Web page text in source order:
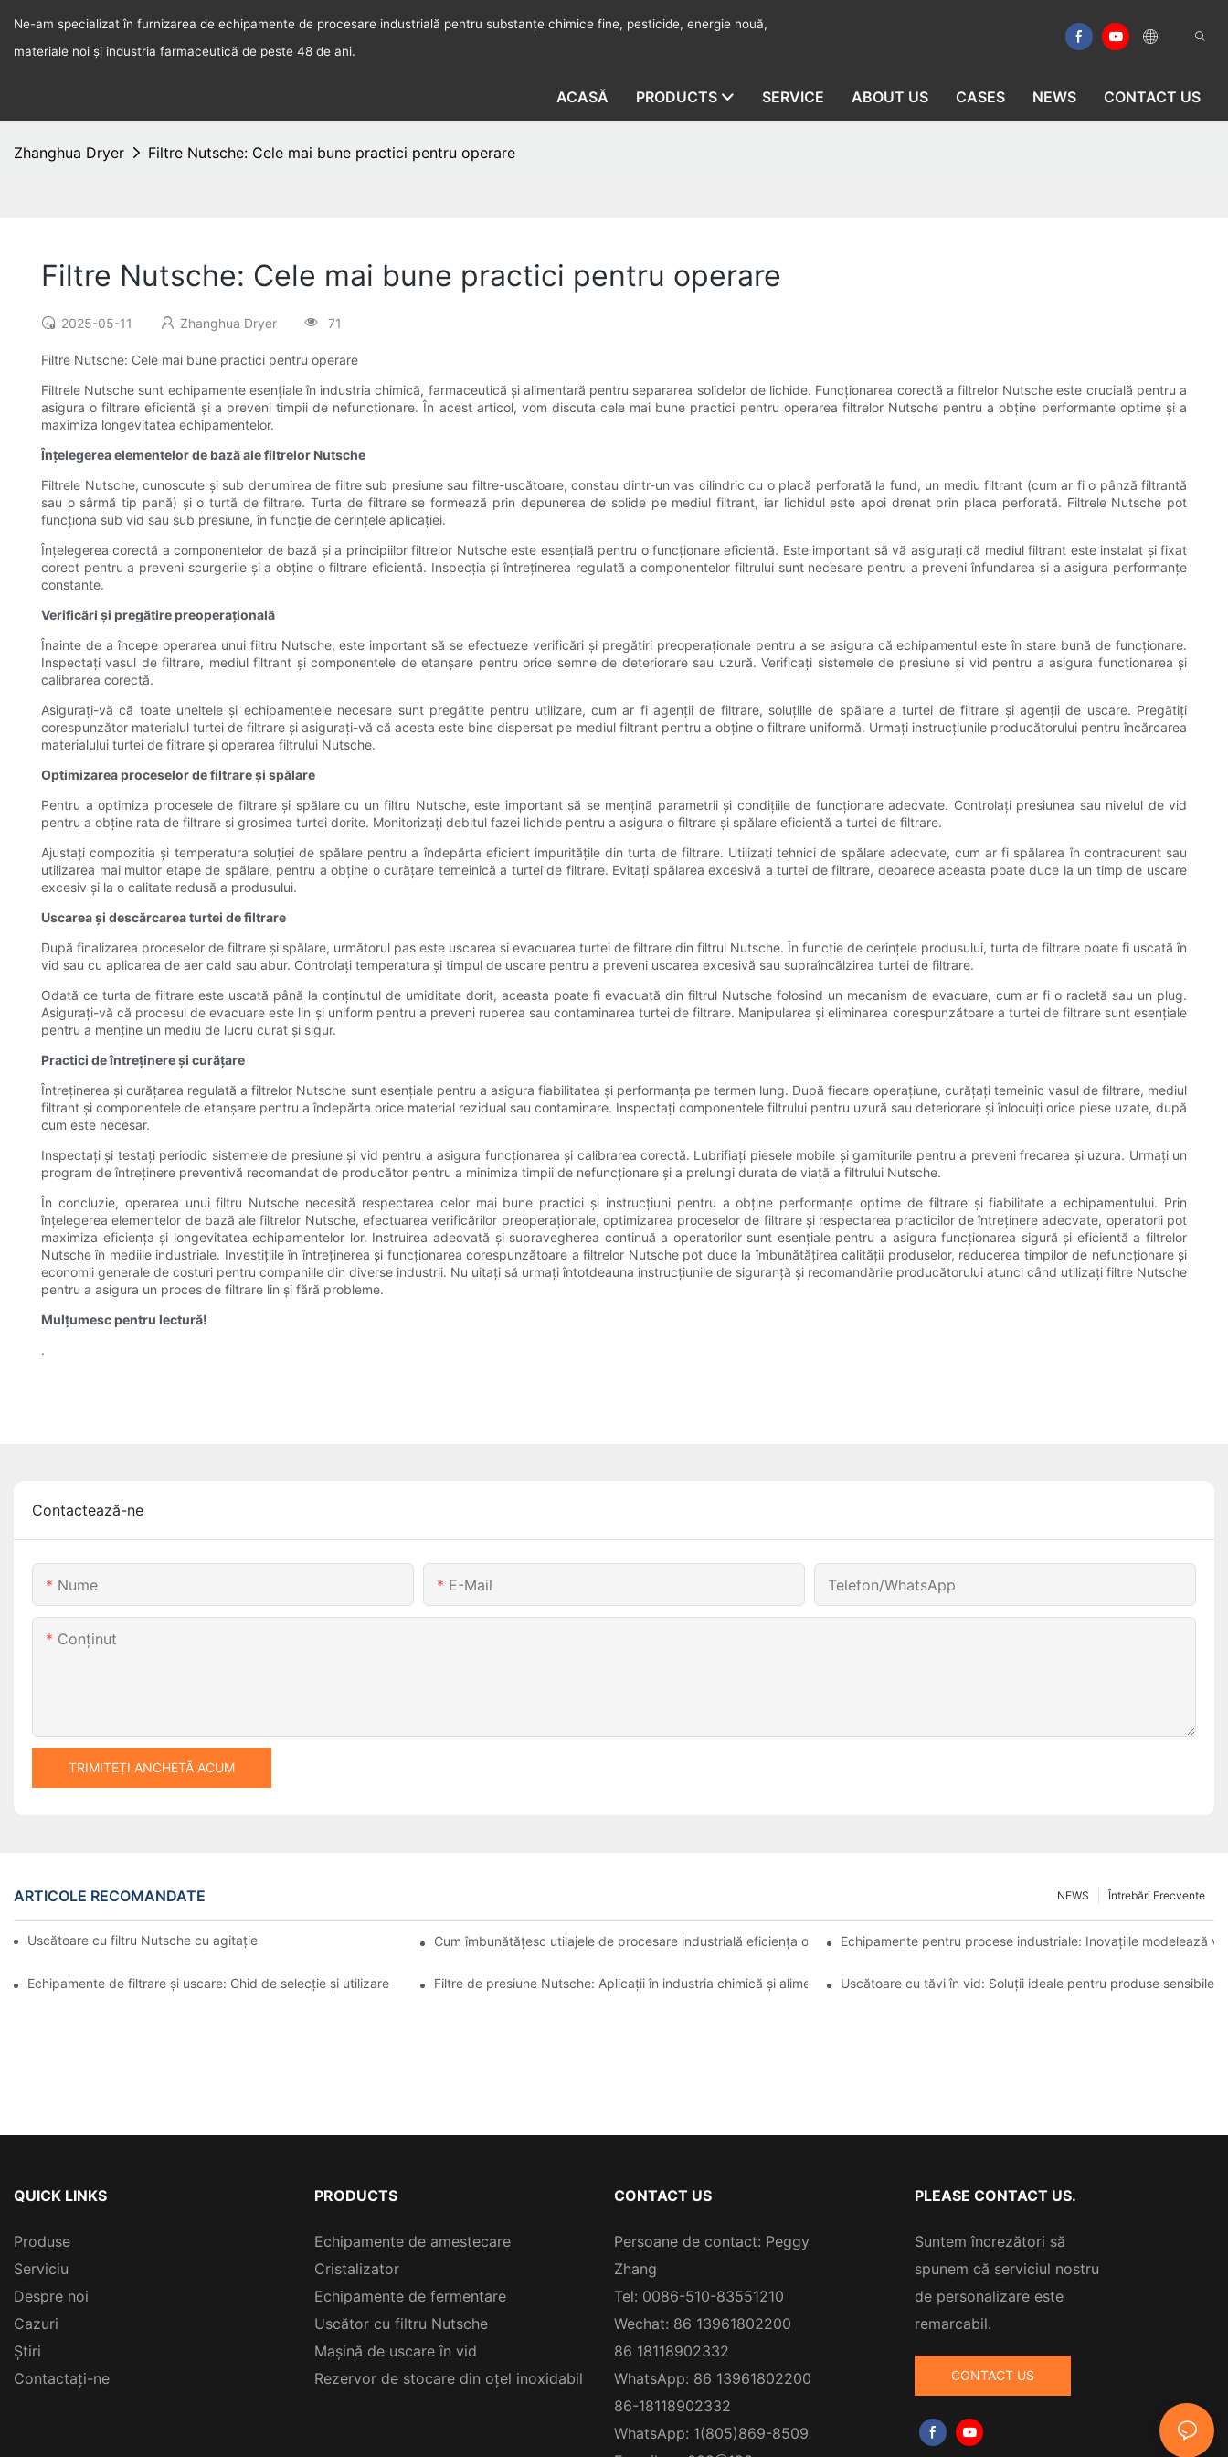
Ne-am specializat în furnizarea de echipamente de procesare industrială pentru substanțe chimice fine, pesticide, energie nouă,
materiale noi și industria farmaceutică de peste 48 de ani.
ACASĂ PRODUCTS SERVICE ABOUT US CASES NEWS CONTACT US
Zhanghua Dryer Filtre Nutsche: Cele mai bune practici pentru operare
Filtre Nutsche: Cele mai bune practici pentru operare
2025-05-11 Zhanghua Dryer 71
Filtre Nutsche: Cele mai bune practici pentru operare
Filtrele Nutsche sunt echipamente esențiale în industria chimică, farmaceutică și alimentară pentru separarea solidelor de lichide. Funcționarea corectă a filtrelor Nutsche este crucială pentru a
asigura o filtrare eficientă și a preveni timpii de nefuncționare. În acest articol, vom discuta cele mai bune practici pentru operarea filtrelor Nutsche pentru a obține performanțe optime și a
maximiza longevitatea echipamentelor.
Înțelegerea elementelor de bază ale filtrelor Nutsche
Filtrele Nutsche, cunoscute și sub denumirea de filtre sub presiune sau filtre-uscătoare, constau dintr-un vas cilindric cu o placă perforată la fund, un mediu filtrant (cum ar fi o pânză filtrantă
sau o sârmă tip pană) și o turtă de filtrare. Turta de filtrare se formează prin depunerea de solide pe mediul filtrant, iar lichidul este apoi drenat prin placa perforată. Filtrele Nutsche pot
funcționa sub vid sau sub presiune, în funcție de cerințele aplicației.
Înțelegerea corectă a componentelor de bază și a principiilor filtrelor Nutsche este esențială pentru o funcționare eficientă. Este important să vă asigurați că mediul filtrant este instalat și fixat
corect pentru a preveni scurgerile și a obține o filtrare eficientă. Inspecția și întreținerea regulată a componentelor filtrului sunt necesare pentru a preveni înfundarea și a asigura performanțe
constante.
Verificări și pregătire preoperațională
Înainte de a începe operarea unui filtru Nutsche, este important să se efectueze verificări și pregătiri preoperaționale pentru a se asigura că echipamentul este în stare bună de funcționare.
Inspectați vasul de filtrare, mediul filtrant și componentele de etanșare pentru orice semne de deteriorare sau uzură. Verificați sistemele de presiune și vid pentru a asigura funcționarea și
calibrarea corectă.
Asigurați-vă că toate uneltele și echipamentele necesare sunt pregătite pentru utilizare, cum ar fi agenții de filtrare, soluțiile de spălare a turtei de filtrare și agenții de uscare. Pregătiți
corespunzător materialul turtei de filtrare și asigurați-vă că acesta este bine dispersat pe mediul filtrant pentru a obține o filtrare uniformă. Urmați instrucțiunile producătorului pentru încărcarea
materialului turtei de filtrare și operarea filtrului Nutsche.
Optimizarea proceselor de filtrare și spălare
Pentru a optimiza procesele de filtrare și spălare cu un filtru Nutsche, este important să se mențină parametrii și condițiile de funcționare adecvate. Controlați presiunea sau nivelul de vid
pentru a obține rata de filtrare și grosimea turtei dorite. Monitorizați debitul fazei lichide pentru a asigura o filtrare și spălare eficientă a turtei de filtrare.
Ajustați compoziția și temperatura soluției de spălare pentru a îndepărta eficient impuritățile din turta de filtrare. Utilizați tehnici de spălare adecvate, cum ar fi spălarea în contracurent sau
utilizarea mai multor etape de spălare, pentru a obține o curățare temeinică a turtei de filtrare. Evitați spălarea excesivă a turtei de filtrare, deoarece aceasta poate duce la un timp de uscare
excesiv și la o calitate redusă a produsului.
Uscarea și descărcarea turtei de filtrare
După finalizarea proceselor de filtrare și spălare, următorul pas este uscarea și evacuarea turtei de filtrare din filtrul Nutsche. În funcție de cerințele produsului, turta de filtrare poate fi uscată în
vid sau cu aplicarea de aer cald sau abur. Controlați temperatura și timpul de uscare pentru a preveni uscarea excesivă sau supraîncălzirea turtei de filtrare.
Odată ce turta de filtrare este uscată până la conținutul de umiditate dorit, aceasta poate fi evacuată din filtrul Nutsche folosind un mecanism de evacuare, cum ar fi o racletă sau un plug.
Asigurați-vă că procesul de evacuare este lin și uniform pentru a preveni ruperea sau contaminarea turtei de filtrare. Manipularea și eliminarea corespunzătoare a turtei de filtrare sunt esențiale
pentru a menține un mediu de lucru curat și sigur.
Practici de întreținere și curățare
Întreținerea și curățarea regulată a filtrelor Nutsche sunt esențiale pentru a asigura fiabilitatea și performanța pe termen lung. După fiecare operațiune, curățați temeinic vasul de filtrare, mediul
filtrant și componentele de etanșare pentru a îndepărta orice material rezidual sau contaminare. Inspectați componentele filtrului pentru uzură sau deteriorare și înlocuiți orice piese uzate, după
cum este necesar.
Inspectați și testați periodic sistemele de presiune și vid pentru a asigura funcționarea și calibrarea corectă. Lubrifiați piesele mobile și garniturile pentru a preveni frecarea și uzura. Urmați un
program de întreținere preventivă recomandat de producător pentru a minimiza timpii de nefuncționare și a prelungi durata de viață a filtrului Nutsche.
În concluzie, operarea unui filtru Nutsche necesită respectarea celor mai bune practici și instrucțiuni pentru a obține performanțe optime de filtrare și fiabilitate a echipamentului. Prin
înțelegerea elementelor de bază ale filtrelor Nutsche, efectuarea verificărilor preoperaționale, optimizarea proceselor de filtrare și respectarea practicilor de întreținere adecvate, operatorii pot
maximiza eficiența și longevitatea echipamentelor lor. Instruirea adecvată și supravegherea continuă a operatorilor sunt esențiale pentru a asigura funcționarea sigură și eficientă a filtrelor
Nutsche în mediile industriale. Investițiile în întreținerea și funcționarea corespunzătoare a filtrelor Nutsche pot duce la îmbunătățirea calității produselor, reducerea timpilor de nefuncționare și
economii generale de costuri pentru companiile din diverse industrii. Nu uitați să urmați întotdeauna instrucțiunile de siguranță și recomandările producătorului atunci când utilizați filtre Nutsche
pentru a asigura un proces de filtrare lin și fără probleme.
Mulțumesc pentru lectură!
.
Contactează-ne
Nume E-Mail Telefon/WhatsApp
Conţinut
TRIMITEȚI ANCHETĂ ACUM
ARTICOLE RECOMANDATE Întrebări Frecvente
NEWS
Uscătoare cu filtru Nutsche cu agitație vs. alte metode de uscare: o comparațieCum îmbunătățesc utilajele de procesare industrială eficiența operaționalăEchipamente pentru procese industriale: Inovațiile modelează
Echipamente de filtrare și uscare: Ghid de selecție și utilizare Filtre de presiune Nutsche: Aplicații în industria chimică și alimentarăUscătoare cu tăvi în vid: Soluții ideale pentru produse sensibile
QUICK LINKS
Produse
Serviciu
Despre noi
Cazuri
Ştiri
Contactați-ne
PRODUCTS
Echipamente de amestecare
Cristalizator
Echipamente de fermentare
Uscător cu filtru Nutsche
Mașină de uscare în vid
Rezervor de stocare din oțel inoxidabil
CONTACT US
Persoane de contact: Peggy
Zhang
Tel: 0086-510-83551210
Wechat: 86 13961802200
86 18118902332
WhatsApp: 86 13961802200
86-18118902332
WhatsApp: 1(805)869-8509
PLEASE CONTACT US.
Suntem încrezători să
spunem că serviciul nostru
de personalizare este
remarcabil.
CONTACT US